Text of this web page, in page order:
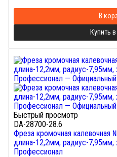
В
Купить
Быстрый просмотр
DA-28700-28.6
Фреза кромочная калевочная
длина-12,2мм, радиус-
Профессионал